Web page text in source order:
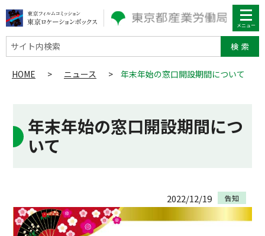
サイト内検索
HOME > ニュース > 年末年始の窓口開設期間について
年末年始の窓口開設期間につ
いて
2022/12/19 告知